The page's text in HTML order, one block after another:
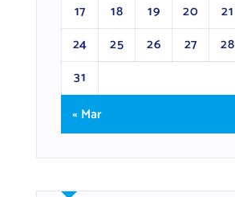
17
18 19 20 21
24
25 26 27 28
31
« Mar